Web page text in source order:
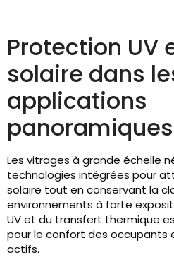
Protection UV
solaire dans
applications
panoramiques
Les vitrages à grande échelle
technologies intégrées pour
solaire tout en conservant la
environnements à forte
UV et du transfert thermique
pour le confort des occupants
actifs.